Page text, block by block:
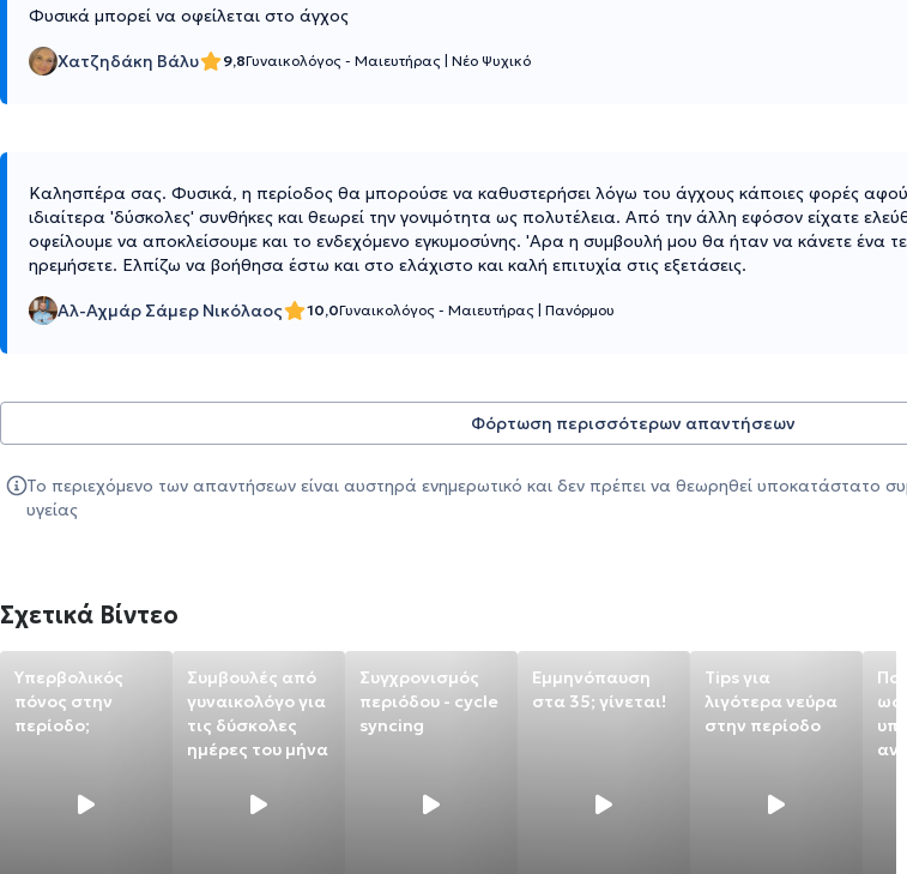
Φυσικά μπορεί να οφείλεται στο άγχος
Χατζηδάκη Βάλυ 9,8Γυναικολόγος - Μαιευτήρας Νέο Ψυχικό
Καλησπέρα σας. Φυσικά, η περίοδος θα μπορούσε να καθυστερήσει λόγω του άγχους κάποιες φορές αφού
ιδιαίτερα 'δύσκολες' συνθήκες και θεωρεί την γονιμότητα ως πολυτέλεια. Από την άλλη εφόσον είχατε
οφείλουμε να αποκλείσουμε και το ενδεχόμενο εγκυμοσύνης. 'Αρα η συμβουλή μου θα ήταν να κάνετε ένα
ηρεμήσετε. Ελπίζω να βοήθησα έστω και στο ελάχιστο και καλή επιτυχία στις εξετάσεις.
Αλ-Αχμάρ Σάμερ Νικόλαος 10,0Γυναικολόγος - Μαιευτήρας Πανόρμου
Φόρτωση περισσότερων απαντήσεων
Το περιεχόμενο των απαντήσεων είναι αυστηρά ενημερωτικό και δεν πρέπει να θεωρηθεί υποκατάστατο
υγείας
Σχετικά Βίντεο
Υπερβολικός
πόνος στην
περίοδο;
Συμβουλές από
γυναικολόγο για
τις δύσκολες
ημέρες του μήνα
Συγχρονισμός
περιόδου - cycle
syncing
Εμμηνόπαυση
στα 35; γίνεται!
Tips για
λιγότερα νεύρα
στην περίοδο